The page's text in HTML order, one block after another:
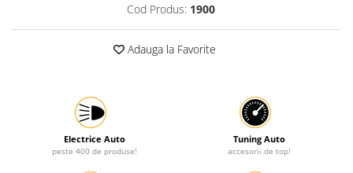
Cod Produs: 1900
Adauga la Favorite
Electrice Auto
peste 400 de produse!
Tuning Auto
accesorii de top!